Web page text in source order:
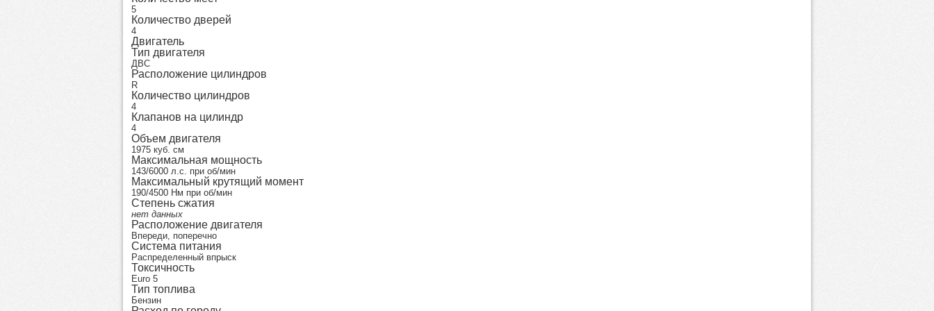
5
Количество дверей
4
Двигатель
Тип двигателя
ДВС
Расположение цилиндров
R
Количество цилиндров
4
Клапанов на цилиндр
4
Объем двигателя
1975 куб. см
Максимальная мощность
143/6000 л.с. при об/мин
Максимальный крутящий момент
190/4500 Нм при об/мин
Степень сжатия
нет данных
Расположение двигателя
Впереди, поперечно
Система питания
Распределенный впрыск
Токсичность
Euro 5
Тип топлива
Бензин